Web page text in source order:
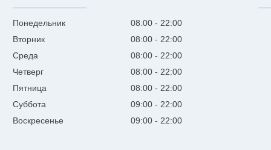
Понедельник 08:00
22:00
Вторник
08:00
22:00
Среда
08:00
22:00
Четверг
08:00
22:00
Пятница
08:00
22:00
Суббота
09:00
22:00
Воскресенье
09:00 22:00